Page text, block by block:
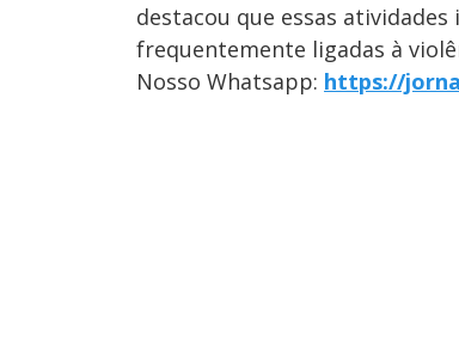
destacou que essas
frequentemente ligadas à
Nosso Whatsapp: https://